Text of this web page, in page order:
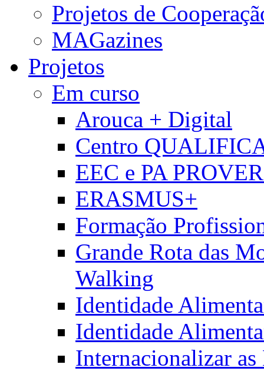
Projetos de
MAGazines
Projetos
Em curso
Arouca + Digital
Centro
EEC e PA
ERASMUS+
Formação
Grande Rota das
Walking
Identidade
Identidade
Internacionalizar